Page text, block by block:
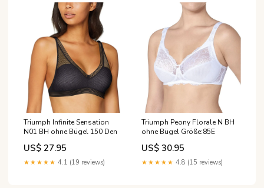
Triumph Infinite Sensation
N01 BH ohne Bügel 150 Den
US$ 27.95
★★★★★ 4.1 (19 reviews)
Triumph Peony Florale N BH
ohne Bügel Größe:85E
US$ 30.95
★★★★★ 4.8 (15 reviews)